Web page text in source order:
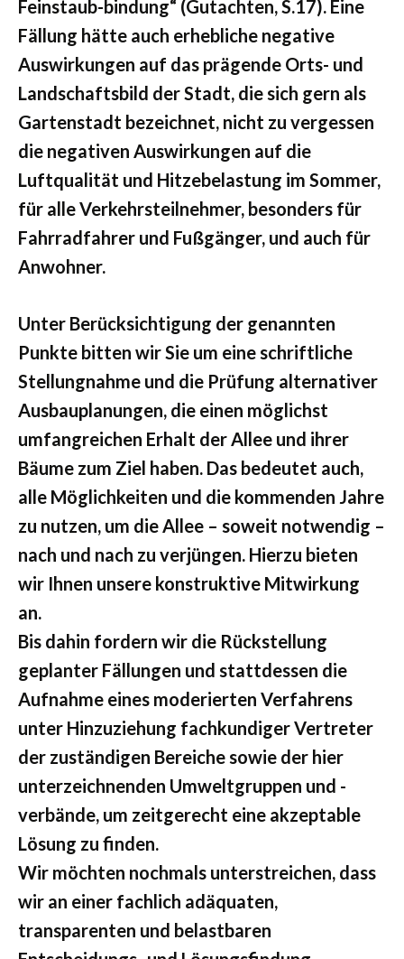
Feinstaub-bindung“ (Gutachten, S.17). Eine
Fällung hätte auch erhebliche negative
Auswirkungen auf das prägende Orts- und
Landschaftsbild der Stadt, die sich gern als
Gartenstadt bezeichnet, nicht zu vergessen
die negativen Auswirkungen auf die
Luftqualität und Hitzebelastung im Sommer,
für alle Verkehrsteilnehmer, besonders für
Fahrradfahrer und Fußgänger, und auch für
Anwohner.
Unter Berücksichtigung der genannten
Punkte bitten wir Sie um eine schriftliche
Stellungnahme und die Prüfung alternativer
Ausbauplanungen, die einen möglichst
umfangreichen Erhalt der Allee und ihrer
Bäume zum Ziel haben. Das bedeutet auch,
alle Möglichkeiten und die kommenden Jahre
zu nutzen, um die Allee – soweit notwendig –
nach und nach zu verjüngen. Hierzu bieten
wir Ihnen unsere konstruktive Mitwirkung
an.
Bis dahin fordern wir die Rückstellung
geplanter Fällungen und stattdessen die
Aufnahme eines moderierten Verfahrens
unter Hinzuziehung fachkundiger Vertreter
der zuständigen Bereiche sowie der hier
unterzeichnenden Umweltgruppen und -
verbände, um zeitgerecht eine akzeptable
Lösung zu finden.
Wir möchten nochmals unterstreichen, dass
wir an einer fachlich adäquaten,
transparenten und belastbaren